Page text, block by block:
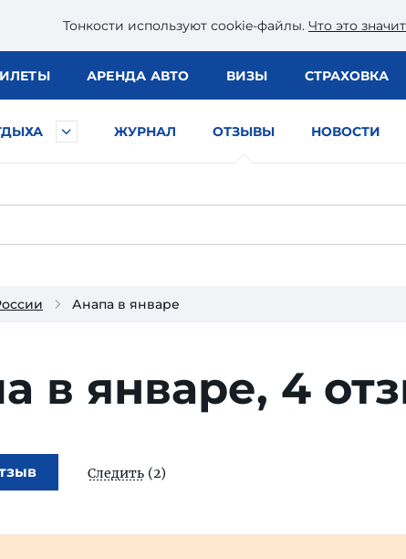
Тонкости используют сookie-файлы. Что это
АРЕНДА АВТО ВИЗЫ СТРАХОВКА
ЖУРНАЛ ОТЗЫВЫ НОВОСТИ
Анапа в январе
в январе, 4
Следить (2)